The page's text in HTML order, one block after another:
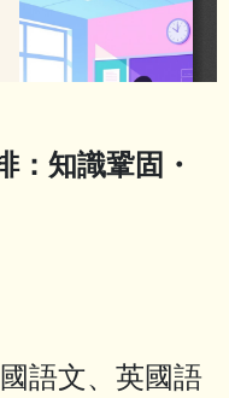
：知識鞏固・
語文、英國語